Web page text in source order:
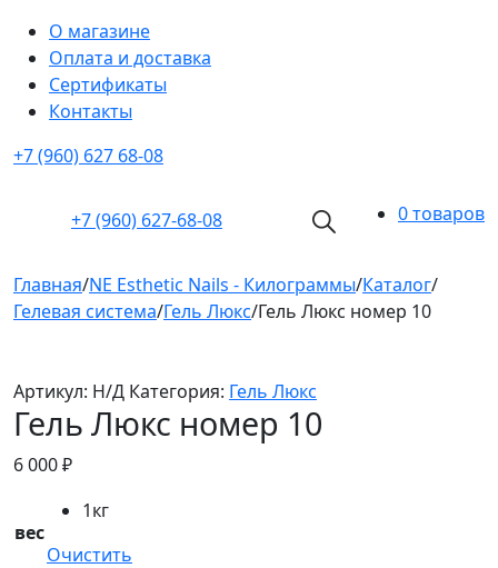
О магазине
Оплата и доставка
Cертификаты
Контакты
+7 (960) 627 68-08
+7 (960) 627-68-08 0 товаров
Главная/NE Esthetic Nails - Килограммы/Каталог/
Гелевая система/Гель Люкс/Гель Люкс номер 10
Артикул: Н/Д Категория: Гель Люкс
Гель Люкс номер 10
6 000₽
вес
1кг
Очистить